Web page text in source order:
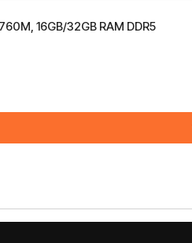
16GB/32GB RAM DDR5